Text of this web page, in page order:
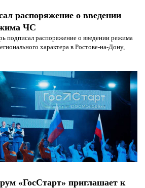
распоряжение о введении
ЧС
подписал распоряжение о введении режима
характера в Ростове-на-Дону,
«ГосСтарт» приглашает к